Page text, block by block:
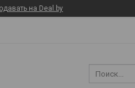
на Deal.by